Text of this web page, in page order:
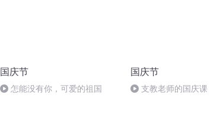
国庆节
怎能没有你，可爱的祖国
国庆节
支教老师的国庆课